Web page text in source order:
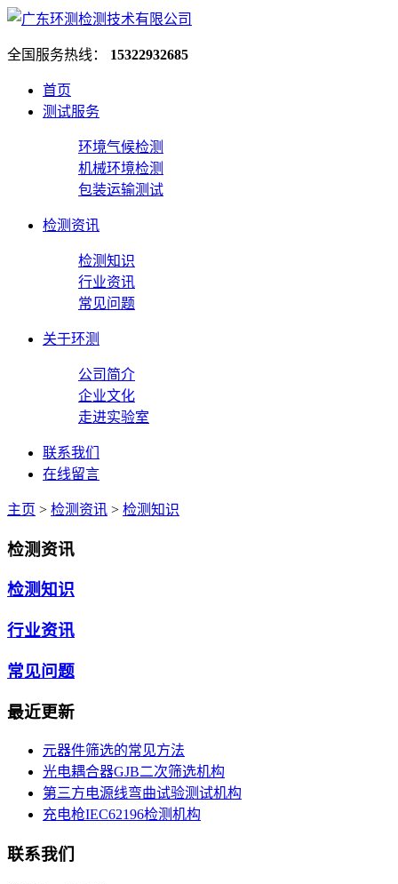
全国服务热线： 15322932685
首页
测试服务
环境气候检测
机械环境检测
包装运输测试
检测资讯
检测知识
行业资讯
常见问题
关于环测
公司简介
企业文化
走进实验室
联系我们
在线留言
主页 > 检测资讯 > 检测知识
检测资讯
检测知识
行业资讯
常见问题
最近更新
元器件筛选的常见方法
光电耦合器GJB二次筛选机构
第三方电源线弯曲试验测试机构
充电枪IEC62196检测机构
联系我们